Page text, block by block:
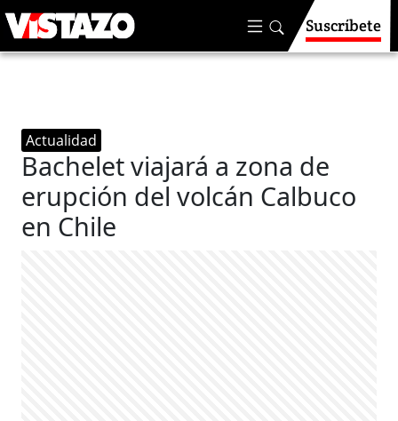
Suscríbete
Actualidad
Bachelet viajará a zona de
erupción del volcán Calbuco
en Chile